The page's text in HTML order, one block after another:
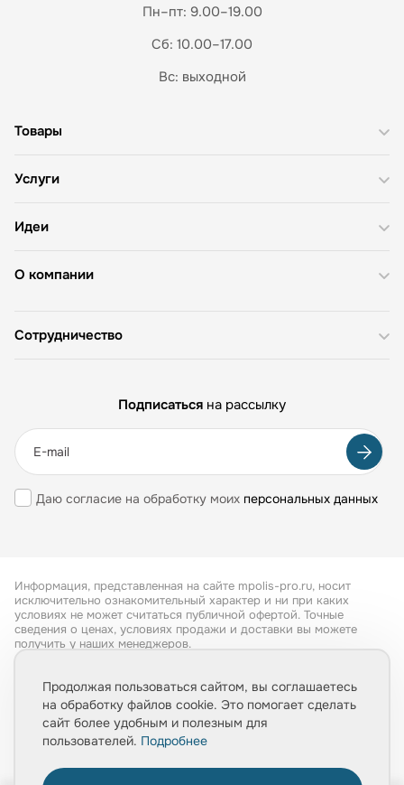
Пн–пт: 9.00–19.00
Сб: 10.00–17.00
Вс: выходной
О компании
Товары
Услуги
Идеи
Сотрудничество
Подписаться на рассылку
Даю согласие на обработку моих персональных данных
Информация, представленная на сайте mpolis-pro.ru, носит
исключительно ознакомительный характер и ни при каких
условиях не может считаться публичной офертой. Точные
сведения о ценах, условиях продажи и доставки вы можете
получить у наших менеджеров.
Обработка персональных данных
Политика конфиденциальности
Продолжая пользоваться сайтом, вы соглашаетесь
на обработку файлов cookie. Это помогает сделать
сайт более удобным и полезным для
пользователей. Подробнее